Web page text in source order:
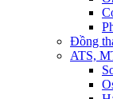
Đồng
ATS,